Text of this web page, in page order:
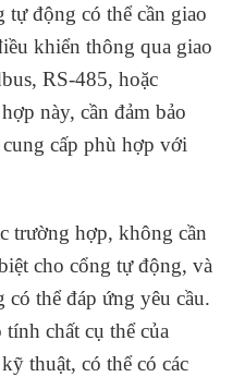
động có thể cần giao
khiển thông qua giao
RS-485, hoặc
này, cần đảm bảo
cấp phù hợp với
trường hợp, không cần
cho cổng tự động, và
thể đáp ứng yêu cầu.
chất cụ thể của
thuật, có thể có các